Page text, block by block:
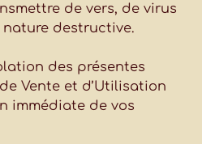
de vers, de virus
destructive.
des présentes
Vente et d’Utilisation
immédiate de vos